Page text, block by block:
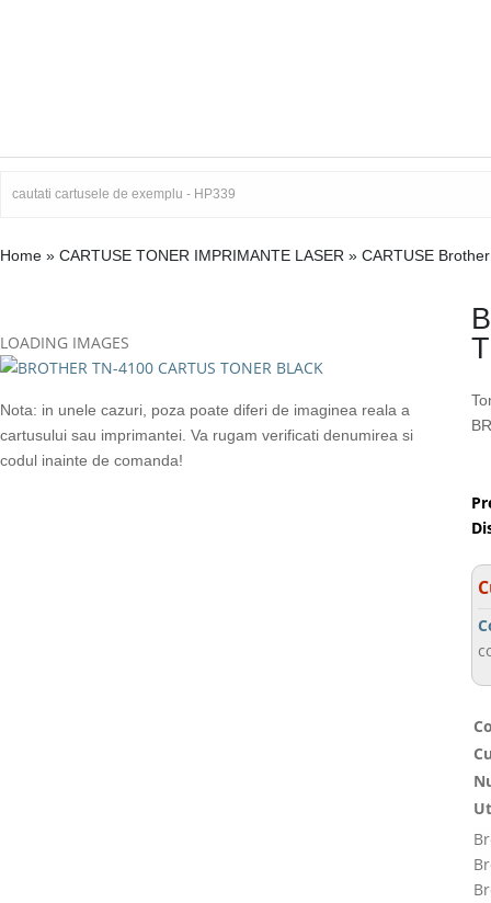
Home » CARTUSE TONER IMPRIMANTE LASER » CARTUSE
LOADING IMAGES
Nota: in unele cazuri, poza poate diferi de imaginea reala a
cartusului sau imprimantei. Va rugam verificati denumirea si
codul inainte de comanda!